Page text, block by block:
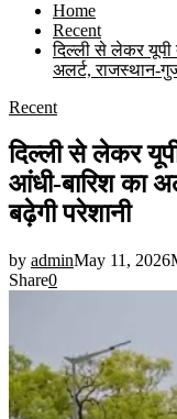
Home
Recent
दिल्ली से लेकर यूपी
अलर्ट, राजस्थान-
Recent
दिल्ली से लेकर
आंधी-बारिश का
बढ़ेगी परेशानी
by adminMay 11, 2026
Share0